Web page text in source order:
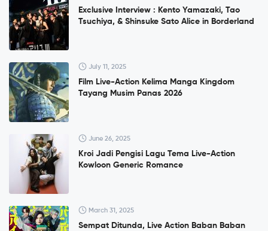
Exclusive Interview : Kento Yamazaki, Tao
Tsuchiya, & Shinsuke Sato Alice in Borderland
July 11, 2025
Film Live-Action Kelima Manga Kingdom
Tayang Musim Panas 2026
June 26, 2025
Kroi Jadi Pengisi Lagu Tema Live-Action
Kowloon Generic Romance
March 31, 2025
Sempat Ditunda, Live Action Baban Baban